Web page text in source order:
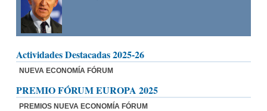
Actividades Destacadas 2025-26
NUEVA ECONOMÍA FÓRUM
PREMIO FÓRUM EUROPA 2025
PREMIOS NUEVA ECONOMÍA FÓRUM